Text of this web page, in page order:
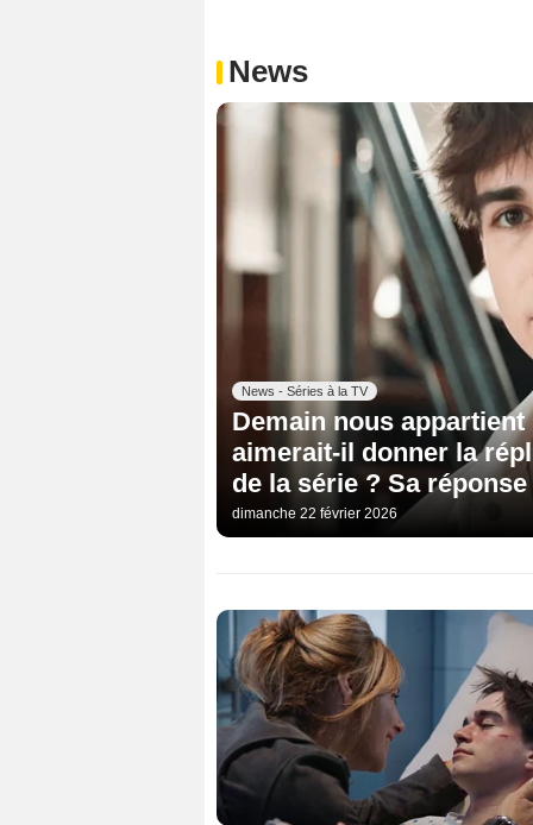
News
News - Séries à la TV
Demain nous
aimerait-il donner la
de la série ? Sa
dimanche 22 février 2026